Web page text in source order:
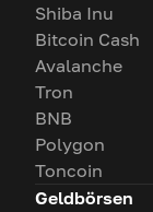
Shiba Inu
Bitcoin Cash
Avalanche
Tron
BNB
Polygon
Toncoin
Geldbörsen